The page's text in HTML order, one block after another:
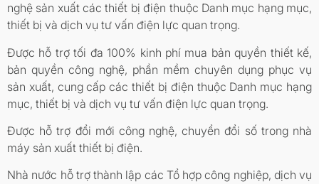
nghệ sản xuất các thiết bị điện thuộc Danh mục hạng mục,
thiết bị và dịch vụ tư vấn điện lực quan trọng.
Được hỗ trợ tối đa 100% kinh phí mua bản quyền thiết kế,
bản quyền công nghệ, phần mềm chuyên dụng phục vụ
sản xuất, cung cấp các thiết bị điện thuộc Danh mục hạng
mục, thiết bị và dịch vụ tư vấn điện lực quan trọng.
Được hỗ trợ đổi mới công nghệ, chuyển đổi số trong nhà
máy sản xuất thiết bị điện.
Nhà nước hỗ trợ thành lập các Tổ hợp công nghiệp, dịch vụ